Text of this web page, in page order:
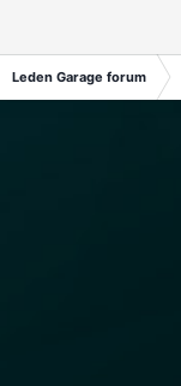
Leden Garage forum